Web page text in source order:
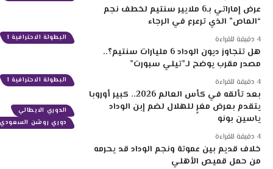
البطولة الاحترافية 1
عرض إماراتي بـ6 ملايير سنتيم لخطف نجم
“الماص” الذي ترعرع في الرجاء
البطولة الاحترافية 1
هل تتجاوز ديون الوداد 6 مليارات سنتيم؟..
مصدر مقرب يوضح لـ”تيلي سبورت”
الدوري الايطالي
دوري روشن السعودي
بعد تألقه في كأس العالم 2026.. كبير أوروبا
يتقدم بعرض مغرٍ للهلال لضم إبن الوداد
ياسين بونو
خلاف قديم بين عموتة ونجم الوداد قد يحرمه
من حمل قميص الأهلي